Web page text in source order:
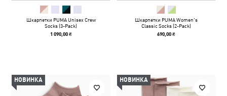
Шкарпетки PUMA Unisex Crew
Socks (3-Pack)
1 090,00 ₴
Шкарпетки PUMA Women's
Classic Socks (2-Pack)
690,00 ₴
НОВИНКА НОВИНКА